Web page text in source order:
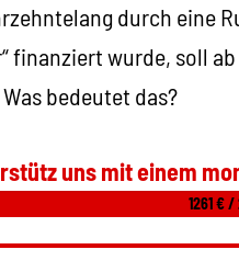
durch eine
finanziert wurde, soll
bedeutet das?
uns mit einem
1261 €